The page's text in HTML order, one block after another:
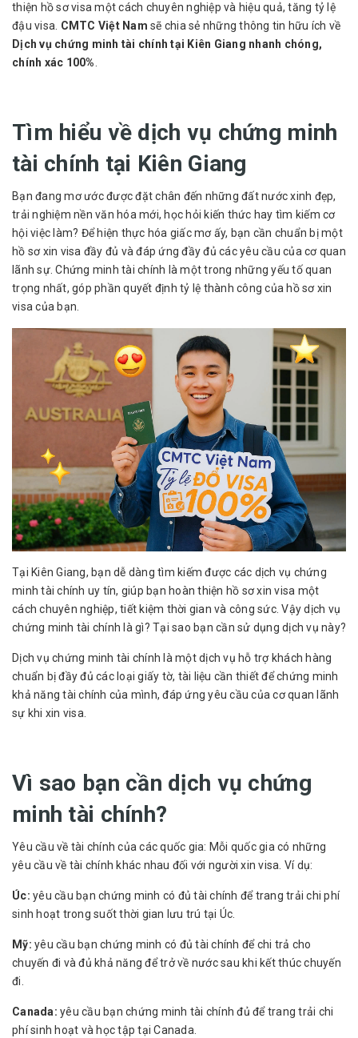
thiện hồ sơ visa một cách chuyên nghiệp và hiệu quả, tăng tỷ lệ
đậu visa. CMTC Việt Nam sẽ chia sẻ những thông tin hữu ích về
Dịch vụ chứng minh tài chính tại Kiên Giang nhanh chóng,
chính xác 100%.
Tìm hiểu về dịch vụ chứng minh
tài chính tại Kiên Giang
Bạn đang mơ ước được đặt chân đến những đất nước xinh đẹp,
trải nghiệm nền văn hóa mới, học hỏi kiến thức hay tìm kiếm cơ
hội việc làm? Để hiện thực hóa giấc mơ ấy, bạn cần chuẩn bị một
hồ sơ xin visa đầy đủ và đáp ứng đầy đủ các yêu cầu của cơ quan
lãnh sự. Chứng minh tài chính là một trong những yếu tố quan
trọng nhất, góp phần quyết định tỷ lệ thành công của hồ sơ xin
visa của bạn.
Tại Kiên Giang, bạn dễ dàng tìm kiếm được các dịch vụ chứng
minh tài chính uy tín, giúp bạn hoàn thiện hồ sơ xin visa một
cách chuyên nghiệp, tiết kiệm thời gian và công sức. Vậy dịch vụ
chứng minh tài chính là gì? Tại sao bạn cần sử dụng dịch vụ này?
Dịch vụ chứng minh tài chính là một dịch vụ hỗ trợ khách hàng
chuẩn bị đầy đủ các loại giấy tờ, tài liệu cần thiết để chứng minh
khả năng tài chính của mình, đáp ứng yêu cầu của cơ quan lãnh
sự khi xin visa.
Vì sao bạn cần dịch vụ chứng
minh tài chính?
Yêu cầu về tài chính của các quốc gia: Mỗi quốc gia có những
yêu cầu về tài chính khác nhau đối với người xin visa. Ví dụ:
Úc: yêu cầu bạn chứng minh có đủ tài chính để trang trải chi phí
sinh hoạt trong suốt thời gian lưu trú tại Úc.
Mỹ: yêu cầu bạn chứng minh có đủ tài chính để chi trả cho
chuyến đi và đủ khả năng để trở về nước sau khi kết thúc chuyến
đi.
Canada: yêu cầu bạn chứng minh tài chính đủ để trang trải chi
phí sinh hoạt và học tập tại Canada.